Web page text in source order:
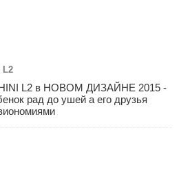
L2
L2 в НОВОМ ДИЗАЙНЕ 2015 -
рад до ушей а его друзья